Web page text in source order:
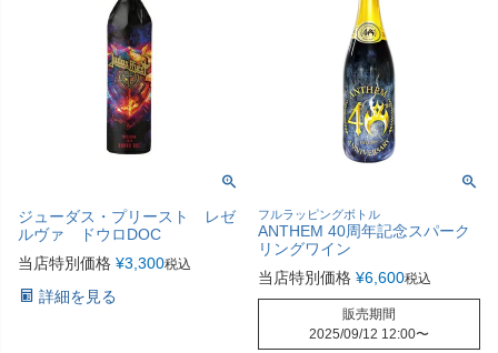
ジューダス・プリースト レゼ
ルヴァ ドウロDOC
当店特別価格 ¥3,300税込
詳細を見る
フルラッピングボトル
ANTHEM 40周年記念スパーク
リングワイン
当店特別価格 ¥6,600税込
販売期間
2025/09/12 12:00〜